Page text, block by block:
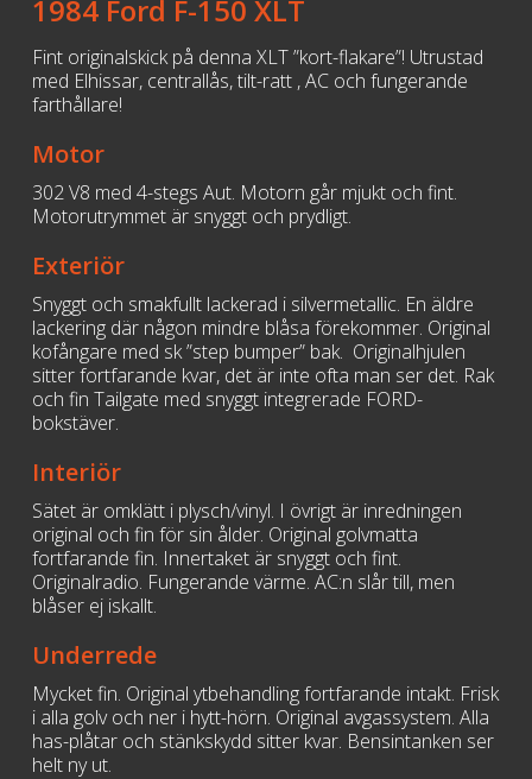
1984 Ford F-150 XLT
Fint originalskick på denna XLT ”kort-flakare”! Utrustad
med Elhissar, centrallås, tilt-ratt , AC och fungerande
farthållare!
Motor
302 V8 med 4-stegs Aut. Motorn går mjukt och fint.
Motorutrymmet är snyggt och prydligt.
Exteriör
Snyggt och smakfullt lackerad i silvermetallic. En äldre
lackering där någon mindre blåsa förekommer. Original
kofångare med sk ”step bumper” bak. Originalhjulen
sitter fortfarande kvar, det är inte ofta man ser det. Rak
och fin Tailgate med snyggt integrerade FORD-
bokstäver.
Interiör
Sätet är omklätt i plysch/vinyl. I övrigt är inredningen
original och fin för sin ålder. Original golvmatta
fortfarande fin. Innertaket är snyggt och fint.
Originalradio. Fungerande värme. AC:n slår till, men
blåser ej iskallt.
Underrede
Mycket fin. Original ytbehandling fortfarande intakt. Frisk
i alla golv och ner i hytt-hörn. Original avgassystem. Alla
has-plåtar och stänkskydd sitter kvar. Bensintanken ser
helt ny ut.